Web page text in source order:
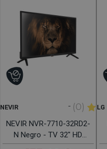
NEVIR - (0)
NEVIR NVR-7710-32RD2-
N Negro - TV 32" HD
Ready
LG